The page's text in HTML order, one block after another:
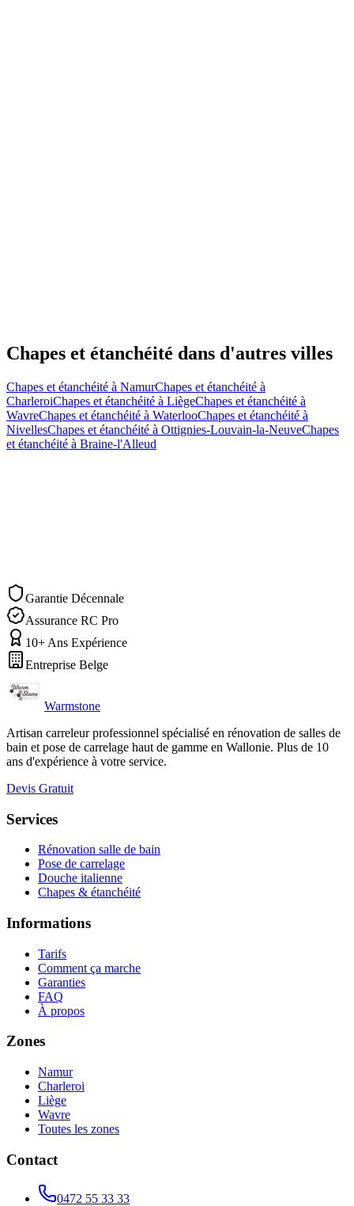
Chapes et étanchéité dans d'autres villes
Chapes et étanchéité à NamurChapes et étanchéité à
CharleroiChapes et étanchéité à LiègeChapes et étanchéité à
WavreChapes et étanchéité à WaterlooChapes et étanchéité à
NivellesChapes et étanchéité à Ottignies-Louvain-la-NeuveChapes
et étanchéité à Braine-l'Alleud
Demander un devis
Garantie Décennale
Assurance RC Pro
10+ Ans Expérience
Entreprise Belge
Warmstone
Artisan carreleur professionnel spécialisé en rénovation de salles de
bain et pose de carrelage haut de gamme en Wallonie. Plus de 10
ans d'expérience à votre service.
Devis Gratuit
Services
Rénovation salle de bain
Pose de carrelage
Douche italienne
Chapes & étanchéité
Informations
Tarifs
Comment ça marche
Garanties
FAQ
À propos
Zones
Namur
Charleroi
Liège
Wavre
Toutes les zones
Contact
0472 55 33 33